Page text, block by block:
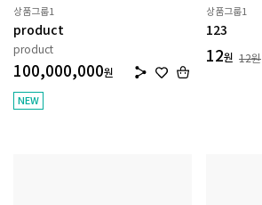
상품그룹1
product
product
100,000,000원
NEW
상품그룹1
123
12원 12원